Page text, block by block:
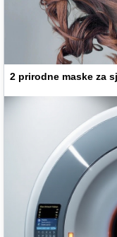
2 prirodne maske za